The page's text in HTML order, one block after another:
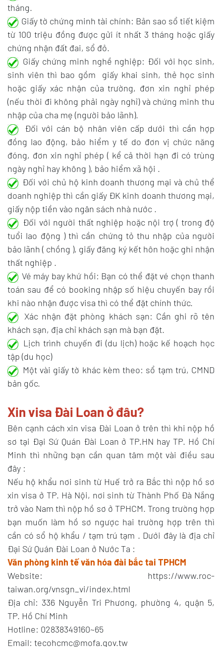
tháng.
Giấy tờ chứng minh tài chính: Bản sao sổ tiết kiệm
từ 100 triệu đồng được gửi ít nhất 3 tháng hoặc giấy
chứng nhận đất đai, sổ đỏ.
Giấy chứng minh nghề nghiệp: Đối với học sinh,
sinh viên thì bao gồm giấy khai sinh, thẻ học sinh
hoặc giấy xác nhận của trường, đơn xin nghỉ phép
(nếu thời đi không phải ngày nghỉ) và chứng minh thu
nhập của cha mẹ (người bảo lãnh).
Đối với cán bộ nhân viên cấp dưới thì cần hợp
đồng lao động, bảo hiểm y tế do đơn vị chức năng
đóng, đơn xin nghỉ phép ( kể cả thời hạn đi có trùng
ngày nghỉ hay không ), bảo hiểm xã hội .
Đối với chủ hộ kinh doanh thương mại và chủ thể
doanh nghiệp thì cần giấy ĐK kinh doanh thương mại,
giấy nộp tiền vào ngân sách nhà nước .
Đối với người thất nghiệp hoặc nội trợ ( trong độ
tuổi lao động ) thì cần chứng tỏ thu nhập của người
bảo lãnh ( chồng ), giấy đăng ký kết hôn hoặc ghi nhận
thất nghiệp .
Vé máy bay khứ hồi: Bạn có thể đặt vé chọn thanh
toán sau để có booking nhập số hiệu chuyến bay rồi
khi nào nhận được visa thì có thể đặt chính thức.
Xác nhận đặt phòng khách sạn: Cần ghi rõ tên
khách sạn, địa chỉ khách sạn mà bạn đặt.
Lịch trình chuyến đi (du lịch) hoặc kế hoạch học
tập (du học)
Một vài giấy tờ khác kèm theo: sổ tạm trú, CMND
bản gốc.
Xin visa Đài Loan ở đâu?
Bên cạnh cách xin visa Đài Loan ở trên thì khi nộp hồ
sơ tại Đại Sứ Quán Đài Loan ở TP.HN hay TP. Hồ Chí
Minh thì những bạn cần quan tâm một vài điều sau
đây :
Nếu hộ khẩu nơi sinh từ Huế trở ra Bắc thì nộp hồ sơ
xin visa ở TP. Hà Nội, nơi sinh từ Thành Phố Đà Nẵng
trở vào Nam thì nộp hồ sơ ở TPHCM. Trong trường hợp
bạn muốn làm hồ sơ ngược hai trường hợp trên thì
cần có sổ hộ khẩu / tạm trú tạm . Dưới đây là địa chỉ
Đại Sứ Quán Đài Loan ở Nước Ta :
Văn phòng kinh tế văn hóa đài bắc tai TPHCM
Website: https://www.roc-
taiwan.org/vnsgn_vi/index.html
Địa chỉ: 336 Nguyễn Tri Phương, phường 4, quận 5,
TP. Hồ Chí Minh
Hotline: 02838349160~65
Email: tecohcmc@mofa.gov.tw